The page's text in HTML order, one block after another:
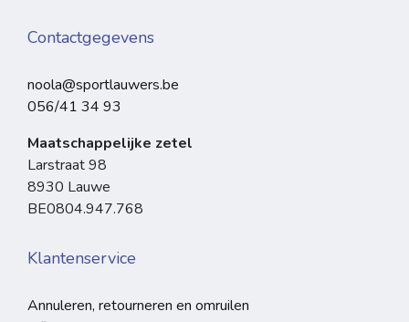
Contactgegevens
noola@sportlauwers.be
056/41 34 93
Maatschappelijke zetel
Larstraat 98
8930 Lauwe
BE0804.947.768
Klantenservice
Annuleren, retourneren en omruilen